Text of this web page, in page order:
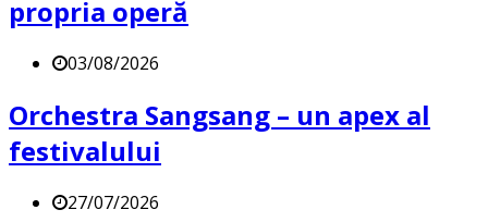
propria operă
03/08/2026
Orchestra Sangsang – un apex al
festivalului
27/07/2026